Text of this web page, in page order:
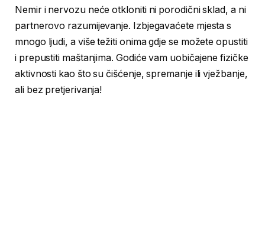
Nemir i nervozu neće otkloniti ni porodični sklad, a ni
partnerovo razumijevanje. Izbjegavaćete mjesta s
mnogo ljudi, a više težiti onima gdje se možete opustiti
i prepustiti maštanjima. Godiće vam uobičajene fizičke
aktivnosti kao što su čišćenje, spremanje ili vježbanje,
ali bez pretjerivanja!